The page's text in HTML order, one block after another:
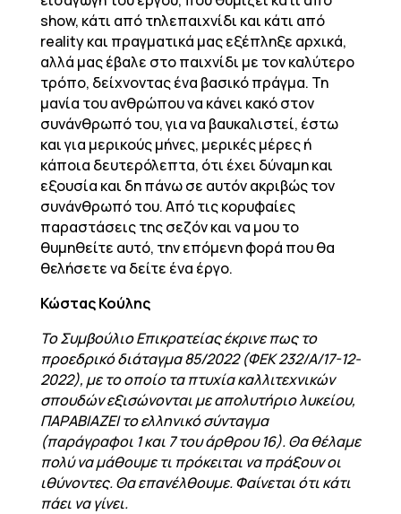
show, κάτι από τηλεπαιχνίδι και κάτι από
reality και πραγματικά μας εξέπληξε αρχικά,
αλλά μας έβαλε στο παιχνίδι με τον καλύτερο
τρόπο, δείχνοντας ένα βασικό πράγμα. Τη
μανία του ανθρώπου να κάνει κακό στον
συνάνθρωπό του, για να βαυκαλιστεί, έστω
και για μερικούς μήνες, μερικές μέρες ή
κάποια δευτερόλεπτα, ότι έχει δύναμη και
εξουσία και δη πάνω σε αυτόν ακριβώς τον
συνάνθρωπό του. Από τις κορυφαίες
παραστάσεις της σεζόν και να μου το
θυμηθείτε αυτό, την επόμενη φορά που θα
θελήσετε να δείτε ένα έργο.
Κώστας Κούλης
To Συμβούλιο Επικρατείας έκρινε πως το
προεδρικό διάταγμα 85/2022 (ΦΕΚ 232/Α/17-12-
2022), με το οποίο τα πτυχία καλλιτεχνικών
σπουδών εξισώνονται με απολυτήριο λυκείου,
ΠΑΡΑΒΙΑΖΕΙ το ελληνικό σύνταγμα
(παράγραφοι 1 και 7 του άρθρου 16). Θα θέλαμε
πολύ να μάθουμε τι πρόκειται να πράξουν οι
ιθύνοντες. Θα επανέλθουμε. Φαίνεται ότι κάτι
πάει να γίνει.